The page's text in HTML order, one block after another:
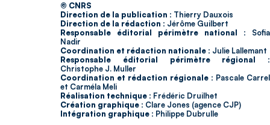
© CNRS
Direction de la publication : Thierry Dauxois
Direction de la rédaction : Jérôme Guilbert
Responsable éditorial périmètre national : Sofia
Nadir
Coordination et rédaction nationale : Julie Lallemant
Responsable éditorial périmètre régional :
Christophe J. Muller
Coordination et rédaction régionale : Pascale Carrel
et Carméla Meli
Réalisation technique : Frédéric Druilhet
Création graphique : Clare Jones (agence CJP)
Intégration graphique : Philippe Dubrulle